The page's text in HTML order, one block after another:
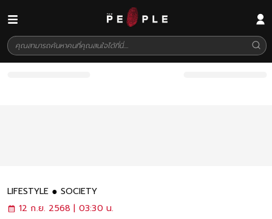
LIFESTYLE
SOCIETY
12 ก.ย. 2568 | 03:30 น.